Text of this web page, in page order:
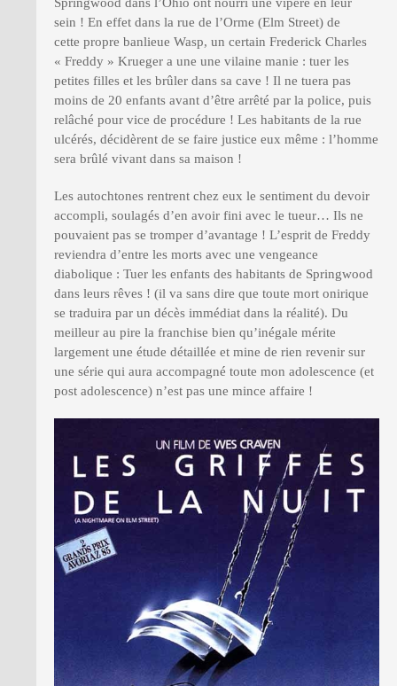
sein ! En effet dans la rue de l’Orme (Elm Street) de
cette propre banlieue Wasp, un certain Frederick Charles
« Freddy » Krueger a une une vilaine manie : tuer les
petites filles et les brûler dans sa cave ! Il ne tuera pas
moins de 20 enfants avant d’être arrêté par la police, puis
relâché pour vice de procédure ! Les habitants de la rue
ulcérés, décidèrent de se faire justice eux même : l’homme
sera brûlé vivant dans sa maison !
Les autochtones rentrent chez eux le sentiment du devoir
accompli, soulagés d’en avoir fini avec le tueur… Ils ne
pouvaient pas se tromper d’avantage ! L’esprit de Freddy
reviendra d’entre les morts avec une vengeance
diabolique : Tuer les enfants des habitants de Springwood
dans leurs rêves ! (il va sans dire que toute mort onirique
se traduira par un décès immédiat dans la réalité). Du
meilleur au pire la franchise bien qu’inégale mérite
largement une étude détaillée et mine de rien revenir sur
une série qui aura accompagné toute mon adolescence (et
post adolescence) n’est pas une mince affaire !